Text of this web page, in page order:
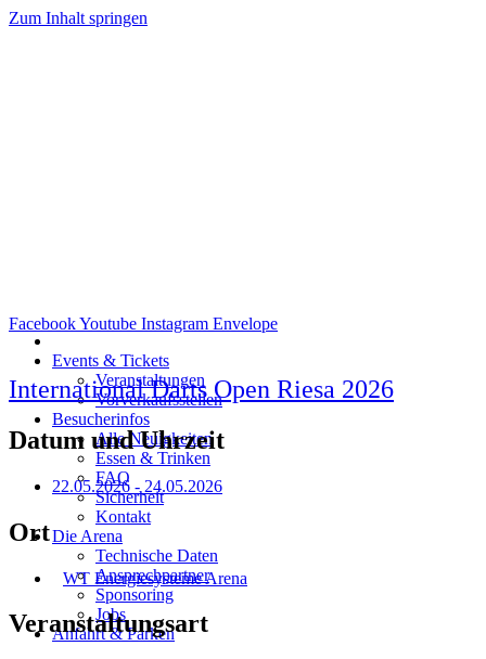
Zum Inhalt springen
Events & Tickets
Veranstaltungen
Vorverkaufsstellen
Besucherinfos
Alle Neuigkeiten
Essen & Trinken
FAQ
Sicherheit
Kontakt
Die Arena
Technische Daten
Ansprechpartner
Sponsoring
Jobs
Anfahrt & Parken
FacebookYoutube Instagram Envelope
International Darts Open Riesa 2026
Datum und Uhrzeit
22.05.2026 - 24.05.2026
Ort
WT Energiesysteme Arena
Veranstaltungsart